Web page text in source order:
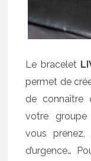
Le bracelet
permet de
de connaître
votre groupe
vous
d’urgence…